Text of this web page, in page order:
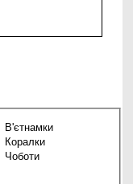
В'єтнамки
Коралки
Чоботи